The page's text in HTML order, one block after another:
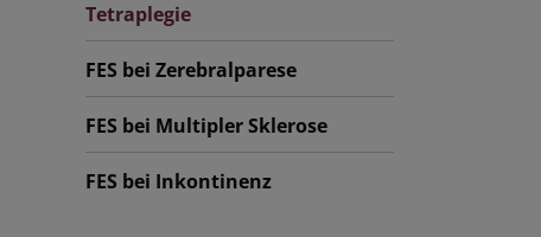
Tetraplegie
FES bei Zerebralparese
FES bei Multipler Sklerose
FES bei Inkontinenz